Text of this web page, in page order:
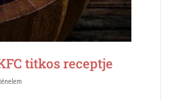
titkos receptje